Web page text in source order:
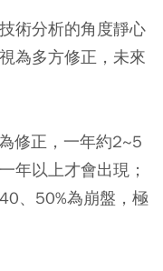
術分析的角度靜心
為多方修正，未來
修正，一年約2~5
年以上才會出現；
、50%為崩盤，極